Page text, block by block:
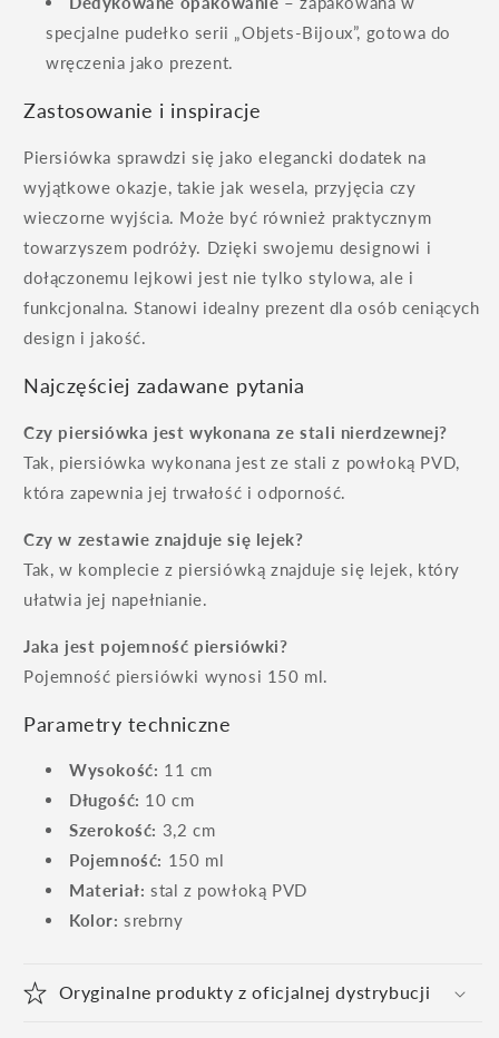
specjalne pudełko serii „Objets-Bijoux”, gotowa do
wręczenia jako prezent.
Zastosowanie i inspiracje
Piersiówka sprawdzi się jako elegancki dodatek na
wyjątkowe okazje, takie jak wesela, przyjęcia czy
wieczorne wyjścia. Może być również praktycznym
towarzyszem podróży. Dzięki swojemu designowi i
dołączonemu lejkowi jest nie tylko stylowa, ale i
funkcjonalna. Stanowi idealny prezent dla osób ceniących
design i jakość.
Najczęściej zadawane pytania
Czy piersiówka jest wykonana ze stali nierdzewnej?
Tak, piersiówka wykonana jest ze stali z powłoką PVD,
która zapewnia jej trwałość i odporność.
Czy w zestawie znajduje się lejek?
Tak, w komplecie z piersiówką znajduje się lejek, który
ułatwia jej napełnianie.
Jaka jest pojemność piersiówki?
Pojemność piersiówki wynosi 150 ml.
Parametry techniczne
Wysokość: 11 cm
Długość: 10 cm
Szerokość: 3,2 cm
Pojemność: 150 ml
Materiał: stal z powłoką PVD
Kolor: srebrny
Oryginalne produkty z oficjalnej dystrybucji